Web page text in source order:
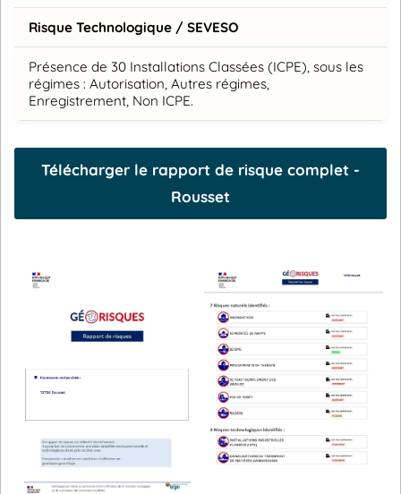
Risque Technologique / SEVESO
Présence de 30 Installations Classées (ICPE), sous les
régimes : Autorisation, Autres régimes,
Enregistrement, Non ICPE.
Télécharger le rapport de risque complet -
Rousset